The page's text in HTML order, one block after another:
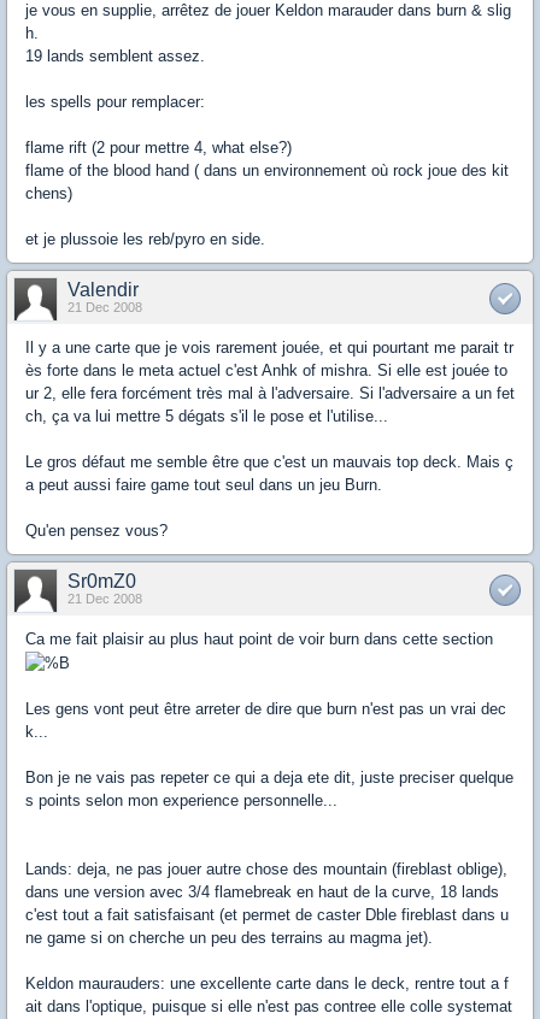
je vous en supplie, arrêtez de jouer Keldon marauder dans burn & slig
h.
19 lands semblent assez.
les spells pour remplacer:
flame rift (2 pour mettre 4, what else?)
flame of the blood hand ( dans un environnement où rock joue des kit
chens)
et je plussoie les reb/pyro en side.
Valendir
21 Dec 2008
Il y a une carte que je vois rarement jouée, et qui pourtant me parait tr
ès forte dans le meta actuel c'est Anhk of mishra. Si elle est jouée to
ur 2, elle fera forcément très mal à l'adversaire. Si l'adversaire a un fet
ch, ça va lui mettre 5 dégats s'il le pose et l'utilise...
Le gros défaut me semble être que c'est un mauvais top deck. Mais ç
a peut aussi faire game tout seul dans un jeu Burn.
Qu'en pensez vous?
Sr0mZ0
21 Dec 2008
Ca me fait plaisir au plus haut point de voir burn dans cette section
Les gens vont peut être arreter de dire que burn n'est pas un vrai dec
k...
Bon je ne vais pas repeter ce qui a deja ete dit, juste preciser quelque
s points selon mon experience personnelle...
Lands: deja, ne pas jouer autre chose des mountain (fireblast oblige),
dans une version avec 3/4 flamebreak en haut de la curve, 18 lands
c'est tout a fait satisfaisant (et permet de caster Dble fireblast dans u
ne game si on cherche un peu des terrains au magma jet).
Keldon maurauders: une excellente carte dans le deck, rentre tout a f
ait dans l'optique, puisque si elle n'est pas contree elle colle systemat